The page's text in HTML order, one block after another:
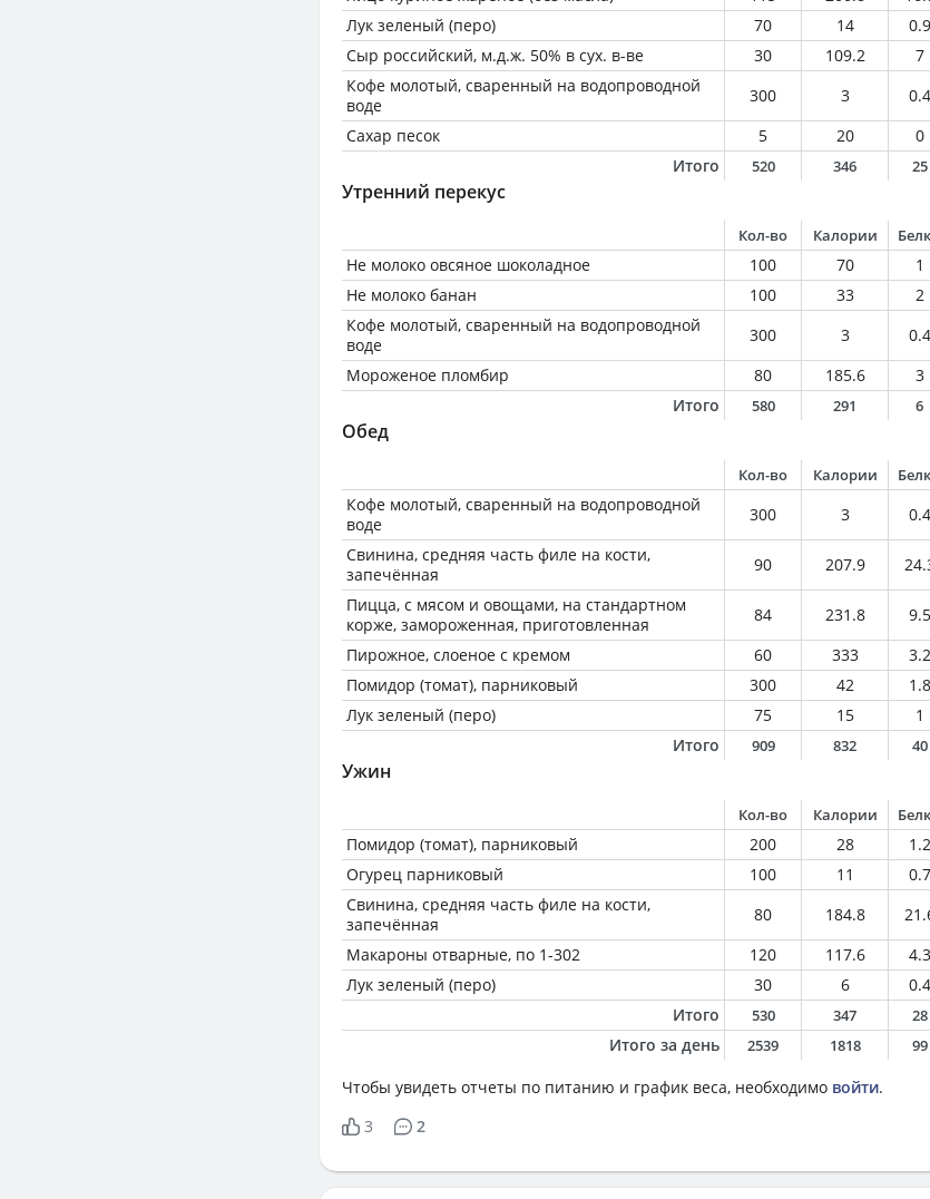
Лук зеленый (перо)
70 14 0.9
Сыр российский, м.д.ж. 50% в сух. в-ве
30 109.2 7
Кофе молотый, сваренный на водопроводной
воде
300 3 0.4
Сахар песок
5 20 0
Итого
520 346 25
Утренний перекус
Кол-во Калории
Не молоко овсяное шоколадное 100 70 1
Не молоко банан
100 33 2
Кофе молотый, сваренный на водопроводной
воде
300 3 0.4
Мороженое пломбир
80 185.6 3
Итого
580 291 6
Обед
Кол-во Калории
Кофе молотый, сваренный на водопроводной
воде
300 3 0.4
Свинина, средняя часть филе на кости,
запечённая
90 207.9
Пицца, с мясом и овощами, на стандартном
корже, замороженная, приготовленная
84 231.8 9.5
Пирожное, слоеное с кремом
60 333 3.2
Помидор (томат), парниковый
300 42 1.8
Лук зеленый (перо)
75 15 1
Итого
909 832 40
Ужин
Кол-во Калории
Помидор (томат), парниковый 200 28 1.2
Огурец парниковый
100 11 0.7
Свинина, средняя часть филе на кости,
запечённая
80 184.8
Макароны отварные, по 1-302
120 117.6 4.3
Лук зеленый (перо)
30 6 0.4
Итого
530 347 28
Итого за день 2539 1818 99
Чтобы увидеть отчеты по питанию и график веса, необходимо войти.
3
2